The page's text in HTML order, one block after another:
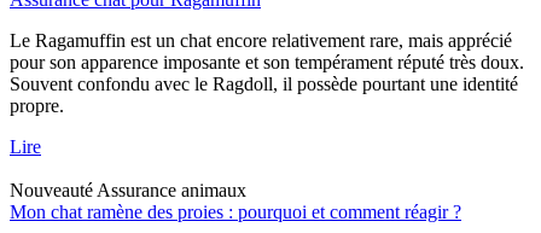
Le Ragamuffin est un chat encore relativement rare, mais apprécié
pour son apparence imposante et son tempérament réputé très doux.
Souvent confondu avec le Ragdoll, il possède pourtant une identité
propre.
Lire
Nouveauté Assurance animaux
Mon chat ramène des proies : pourquoi et comment réagir ?